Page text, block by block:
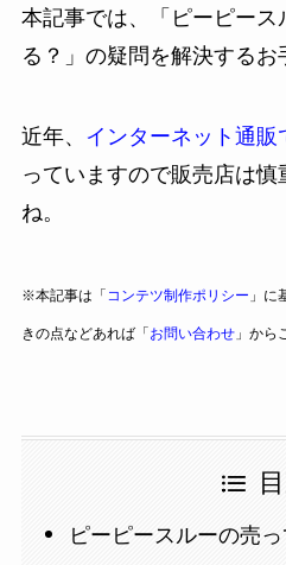
本記事では、「ピーピース
る？」の疑問を解決するお
近年、 インターネット通販
っていますので販売店は
ね。
※本記事は「 コンテツ制作ポリシー 」に
きの点などあれば「 お問い合わせ」から
ピーピースルーの売